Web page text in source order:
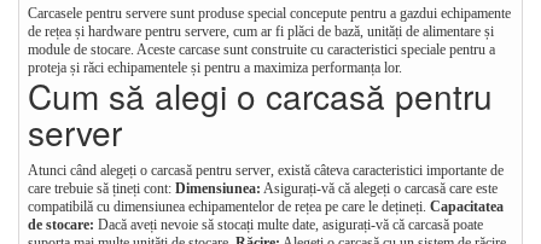
Carcasele pentru servere sunt produse special concepute pentru a gazdui echipamente
de rețea și hardware pentru servere, cum ar fi plăci de bază, unități de alimentare și
module de stocare. Aceste carcase sunt construite cu caracteristici speciale pentru a
proteja și răci echipamentele și pentru a maximiza performanța lor.
Cum să alegi o carcasă pentru
server
Atunci când alegeți o carcasă pentru server, există câteva caracteristici importante de
care trebuie să țineți cont: Dimensiunea: Asigurați-vă că alegeți o carcasă care este
compatibilă cu dimensiunea echipamentelor de rețea pe care le dețineți. Capacitatea
de stocare: Dacă aveți nevoie să stocați multe date, asigurați-vă că carcasă poate